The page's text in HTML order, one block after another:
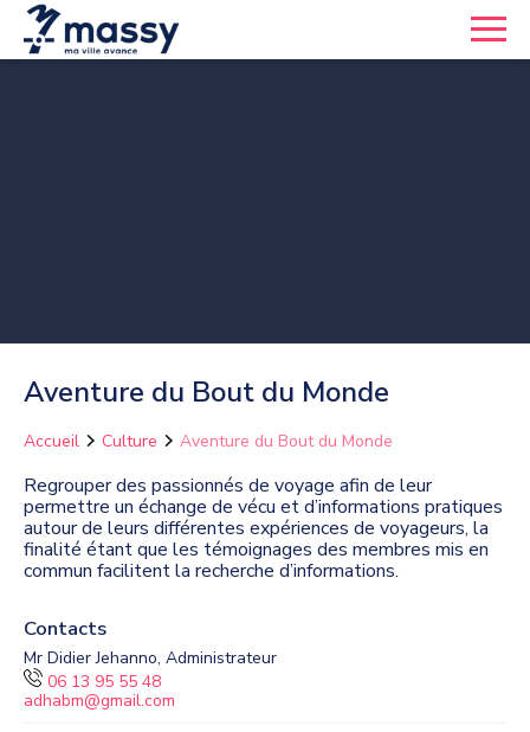
Aventure du Bout du Monde
Accueil Culture Aventure du Bout du Monde
Regrouper des passionnés de voyage afin de leur
permettre un échange de vécu et d’informations pratiques
autour de leurs différentes expériences de voyageurs, la
finalité étant que les témoignages des membres mis en
commun facilitent la recherche d’informations.
Contacts
Mr Didier Jehanno, Administrateur
06 13 95 55 48
adhabm@gmail.com